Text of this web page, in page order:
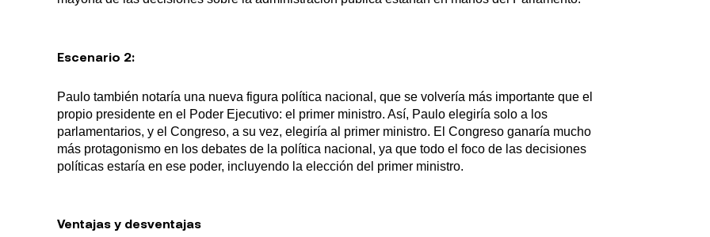
Escenario 2:
Paulo también notaría una nueva figura política nacional, que se volvería más importante que el
propio presidente en el Poder Ejecutivo: el primer ministro. Así, Paulo elegiría solo a los
parlamentarios, y el Congreso, a su vez, elegiría al primer ministro. El Congreso ganaría mucho
más protagonismo en los debates de la política nacional, ya que todo el foco de las decisiones
políticas estaría en ese poder, incluyendo la elección del primer ministro.
Ventajas y desventajas